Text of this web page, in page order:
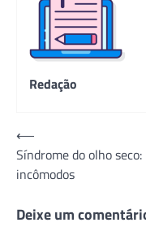
Redação
Navegação
de
Post
⟵
Síndrome do olho
incômodos
Deixe um